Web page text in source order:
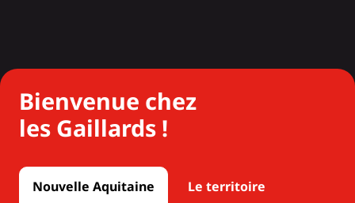
Bienvenue chez
les Gaillards !
Nouvelle Aquitaine Le territoire